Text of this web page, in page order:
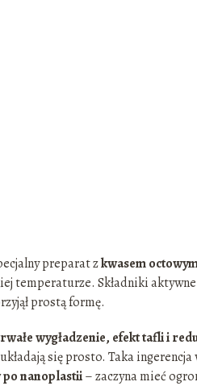
preparat zkwasem
temperaturze. Składniki aktywne
prostą formę.
wygładzenie, efekt tafli i
się prosto. Taka ingerencja
po nanoplastii– zaczyna mieć